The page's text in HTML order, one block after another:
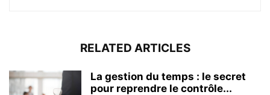
RELATED ARTICLES
La gestion du temps : le secret
pour reprendre le contrôle...